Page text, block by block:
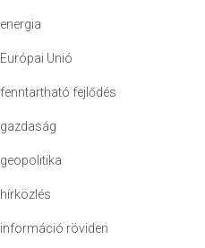
energia
Európai Unió
fenntartható fejlődés
gazdaság
geopolitika
hírközlés
információ röviden